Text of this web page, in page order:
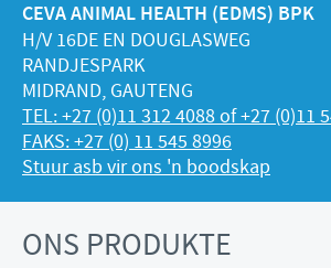
CEVA ANIMAL HEALTH (EDMS) BPK
H/V 16DE EN DOUGLASWEG
RANDJESPARK
MIDRAND, GAUTENG
TEL: +27 (0)11 312 4088 of +27 (0)11
FAKS: +27 (0) 11 545 8996
Stuur asb vir ons 'n boodskap
ONS PRODUKTE